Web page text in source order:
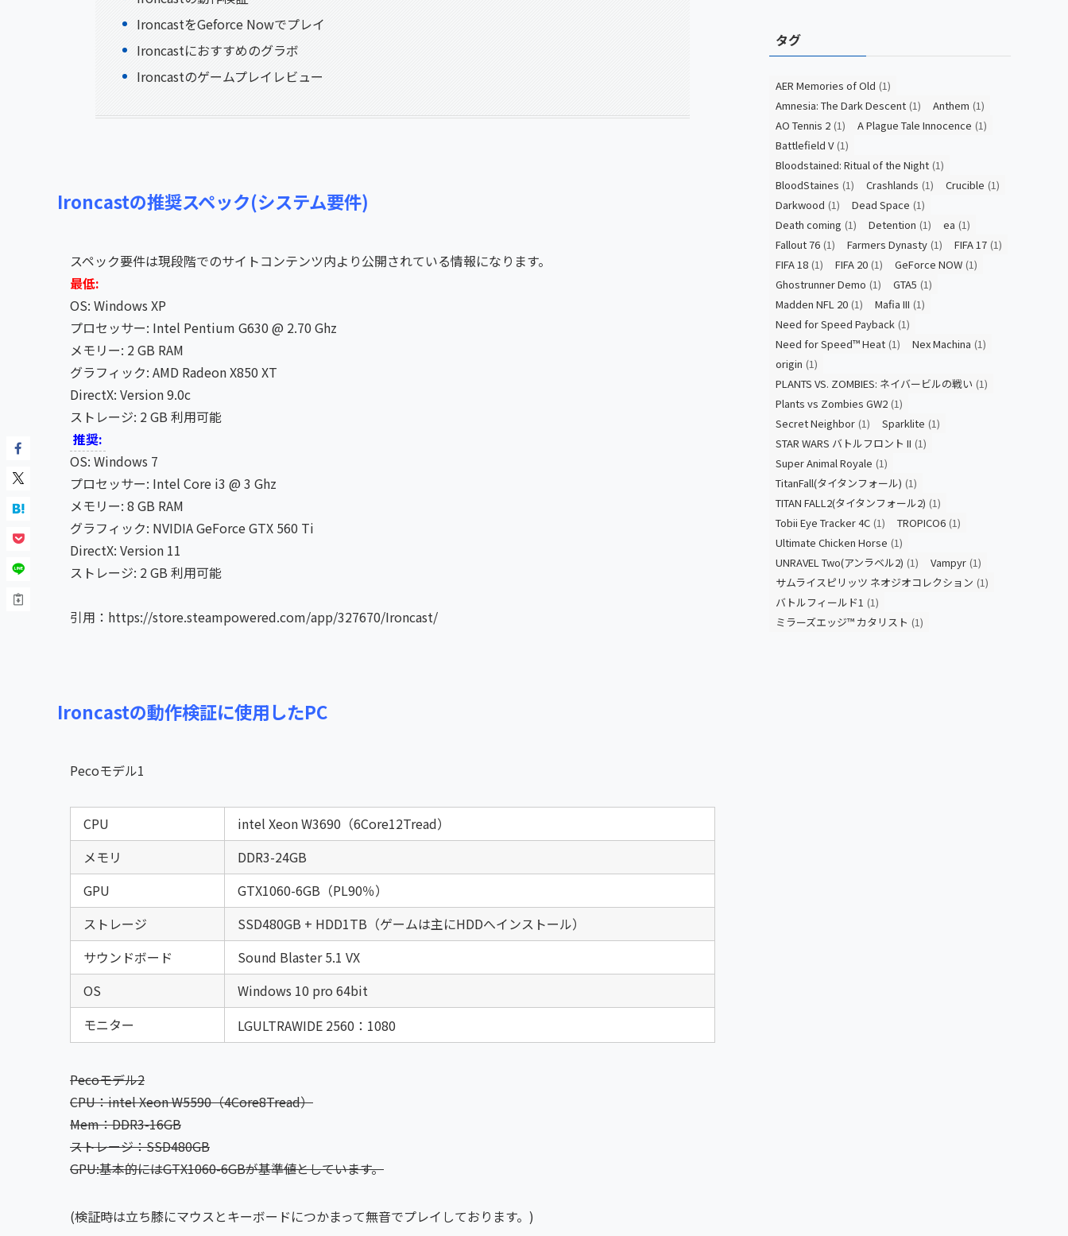
IroncastをGeforce Nowでプレイ
Ironcastにおすすめのグラボ
Ironcastのゲームプレイレビュー
Ironcastの推奨スペック(システム要件)
スペック要件は現段階でのサイトコンテンツ内より公開されている情報になります。
最低:
OS: Windows XP
プロセッサー: Intel Pentium G630 @ 2.70 Ghz
メモリー: 2 GB RAM
グラフィック: AMD Radeon X850 XT
DirectX: Version 9.0c
ストレージ: 2 GB 利用可能
推奨:
OS: Windows 7
プロセッサー: Intel Core i3 @ 3 Ghz
メモリー: 8 GB RAM
グラフィック: NVIDIA GeForce GTX 560 Ti
DirectX: Version 11
ストレージ: 2 GB 利用可能
引用：https://store.steampowered.com/app/327670/Ironcast/
Ironcastの動作検証に使用したPC
Pecoモデル1
CPU
intel Xeon W3690（6Core12Tread）
メモリ
DDR3-24GB
GPU
GTX1060-6GB（PL90％）
ストレージ
SSD480GB + HDD1TB（ゲームは主にHDDへインストール）
サウンドボード
Sound Blaster 5.1 VX
OS
Windows 10 pro 64bit
モニター
LGULTRAWIDE 2560：1080
Pecoモデル2
CPU：intel Xeon W5590（4Core8Tread）
Mem：DDR3-16GB
ストレージ：SSD480GB
GPU:基本的にはGTX1060-6GBが基準値としています。
(検証時は立ち膝にマウスとキーボードにつかまって無音でプレイしております。)
タグ
AER Memories of Old (1)
Amnesia: The Dark Descent (1) Anthem (1)
AO Tennis 2 (1) A Plague Tale Innocence (1)
Battlefield V (1)
Bloodstained: Ritual of the Night (1)
BloodStaines (1) Crashlands (1) Crucible (1)
Darkwood (1) Dead Space (1)
Death coming (1) Detention (1) ea (1)
Fallout 76 (1) Farmers Dynasty (1) FIFA 17 (1)
FIFA 18 (1) FIFA 20 (1) GeForce NOW (1)
Ghostrunner Demo (1) GTA5 (1)
Madden NFL 20 (1) Mafia III (1)
Need for Speed Payback (1)
Need for Speed™ Heat (1) Nex Machina (1)
origin (1)
PLANTS VS. ZOMBIES: ネイバービルの戦い (1)
Plants vs Zombies GW2 (1)
Secret Neighbor (1) Sparklite (1)
STAR WARS バトルフロント II (1)
Super Animal Royale (1)
TitanFall(タイタンフォール) (1)
TITAN FALL2(タイタンフォール2) (1)
Tobii Eye Tracker 4C (1) TROPICO6 (1)
Ultimate Chicken Horse (1)
UNRAVEL Two(アンラベル2) (1) Vampyr (1)
サムライスピリッツ ネオジオコレクション (1)
バトルフィールド1 (1)
ミラーズエッジ™ カタリスト (1)